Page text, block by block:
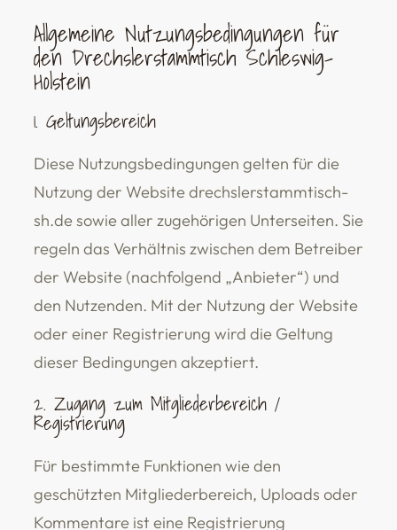
Allgemeine Nutzungsbedingungen für
den Drechslerstammtisch Schleswig-
Holstein
1. Geltungsbereich
Diese Nutzungsbedingungen gelten für die
Nutzung der Website drechslerstammtisch-
sh.de sowie aller zugehörigen Unterseiten. Sie
regeln das Verhältnis zwischen dem Betreiber
der Website (nachfolgend „Anbieter“) und
den Nutzenden. Mit der Nutzung der Website
oder einer Registrierung wird die Geltung
dieser Bedingungen akzeptiert.
2. Zugang zum Mitgliederbereich /
Registrierung
Für bestimmte Funktionen wie den
geschützten Mitgliederbereich, Uploads oder
Kommentare ist eine Registrierung